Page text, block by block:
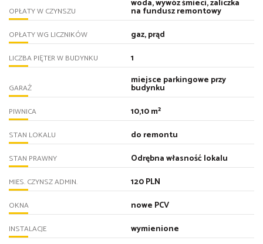
OPŁATY W CZYNSZU
woda, wywóz śmieci, zaliczka
na fundusz remontowy
OPŁATY WG LICZNIKÓW gaz, prąd
LICZBA PIĘTER W BUDYNKU 1
GARAŻ
miejsce parkingowe przy
budynku
PIWNICA 10,10 m²
STAN LOKALU do remontu
STAN PRAWNY Odrębna własność lokalu
MIES. CZYNSZ ADMIN. 120 PLN
OKNA nowe PCV
INSTALACJE wymienione